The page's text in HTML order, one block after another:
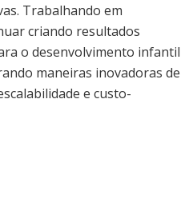
Trabalhando em
criando resultados
o desenvolvimento infantil
maneiras inovadoras de
e custo-